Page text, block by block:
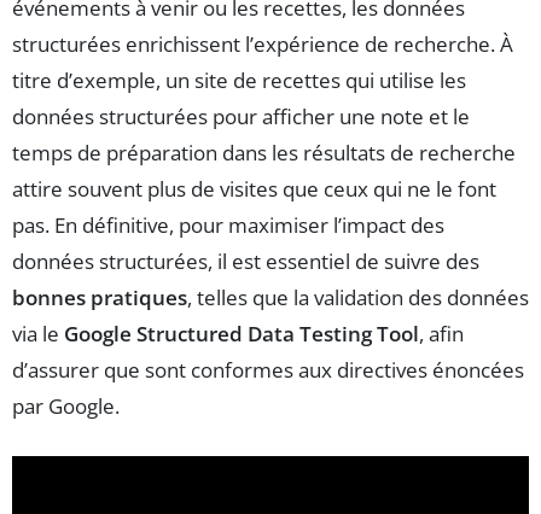
événements à venir ou les recettes, les données
structurées enrichissent l’expérience de recherche. À
titre d’exemple, un site de recettes qui utilise les
données structurées pour afficher une note et le
temps de préparation dans les résultats de recherche
attire souvent plus de visites que ceux qui ne le font
pas. En définitive, pour maximiser l’impact des
données structurées, il est essentiel de suivre des
bonnes pratiques, telles que la validation des données
via le Google Structured Data Testing Tool, afin
d’assurer que sont conformes aux directives énoncées
par Google.